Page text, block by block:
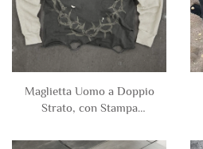
Maglietta Uomo a Doppio
Strato, con Stampa
Stile Vintage, Logorata,